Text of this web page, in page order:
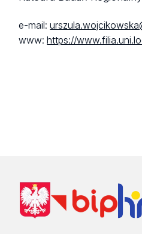
e-mail:
www:https://